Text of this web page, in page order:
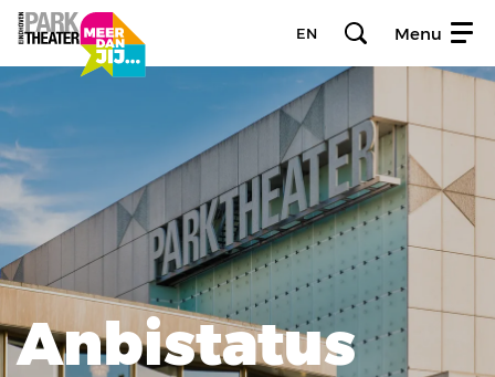
EN Menu
Anbistatus